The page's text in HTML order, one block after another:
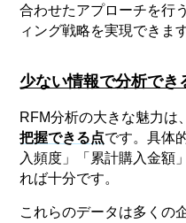
合わせたアプローチを行
ィング戦略を実現できます
少ない情報で分析でき
RFM分析の大きな魅力は
把握できる点です。具体
入頻度」「累計購入金額
れば十分です。
これらのデータは多くの